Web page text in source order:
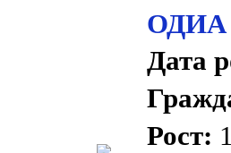
ОДИА
Дата
Рост: